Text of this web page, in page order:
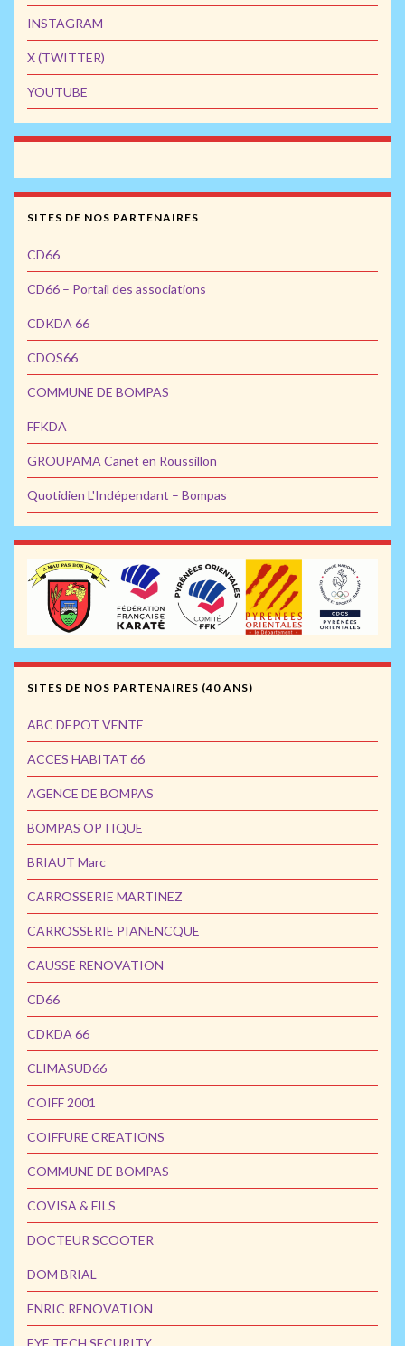
INSTAGRAM
X (TWITTER)
YOUTUBE
SITES DE NOS PARTENAIRES
CD66
CD66 – Portail des associations
CDKDA 66
CDOS66
COMMUNE DE BOMPAS
FFKDA
GROUPAMA Canet en Roussillon
Quotidien L'Indépendant – Bompas
SITES DE NOS PARTENAIRES (40 ANS)
ABC DEPOT VENTE
ACCES HABITAT 66
AGENCE DE BOMPAS
BOMPAS OPTIQUE
BRIAUT Marc
CARROSSERIE MARTINEZ
CARROSSERIE PIANENCQUE
CAUSSE RENOVATION
CD66
CDKDA 66
CLIMASUD66
COIFF 2001
COIFFURE CREATIONS
COMMUNE DE BOMPAS
COVISA & FILS
DOCTEUR SCOOTER
DOM BRIAL
ENRIC RENOVATION
EYE TECH SECURITY